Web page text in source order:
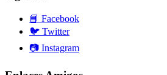
📘 Facebook
🐦 Twitter
📷 Instagram